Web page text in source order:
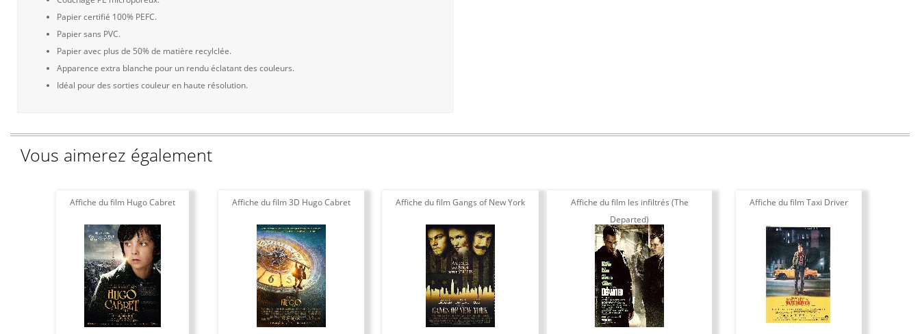
Papier certifié 100% PEFC.
Papier sans PVC.
Papier avec plus de 50% de matière recylclée.
Apparence extra blanche pour un rendu éclatant des couleurs.
Idéal pour des sorties couleur en haute résolution.
Vous aimerez également
Affiche du film Hugo Cabret Affiche du film 3D Hugo Cabret Affiche du film Gangs of New York
Affiche du film les infiltrés (The
Departed)
Affiche du film Taxi Driver